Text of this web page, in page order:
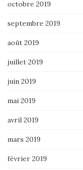
octobre 2019
septembre 2019
août 2019
juillet 2019
juin 2019
mai 2019
avril 2019
mars 2019
février 2019